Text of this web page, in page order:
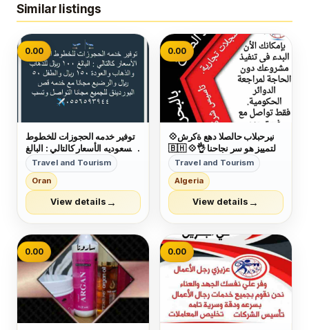
Similar listings
0.00
توفير خدمه الحجوزات للخطوط
السعوديه الأسعار كالتالي : البالغ
١٠٠ ريال للذهاب والذهاب
والعودة ١٥٠ ريال والطفل ٥٠
ريال والرضيع مجانا مع خدمه قص
البوردينق للجميع مجانا التواصل
وتسب ٠٥٥٦٥٩٣٩٤٤
Travel and Tourism
Oran
View details →
0.00
💠شركة عهد الصلاح بالبحرين ⁦
🇧🇭⁩ 💠التمييز هو سر نجاحنا 👌
وكمان عروضنا مميزة😉 عروضنا
على :- □تأسيس الشركات
والمؤسسات🏣🏭 □دعاية
وإعلان🖼 □تسويق عقاري🌇
□إصدار الموافقات لجميع
Travel and Tourism
Algeria
View details →
0.00 0.00